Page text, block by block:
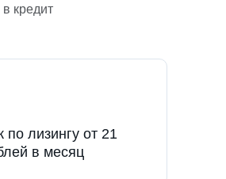
в кредит
по лизингу от 21
в месяц